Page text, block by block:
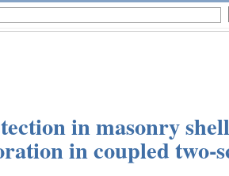
in masonry
in coupled two-